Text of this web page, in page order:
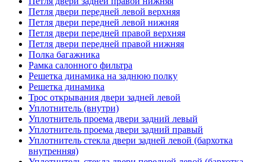
Петля двери передней левой верхняя
Петля двери передней левой нижняя
Петля двери передней правой верхняя
Петля двери передней правой нижняя
Полка багажника
Рамка салонного фильтра
Решетка динамика на заднюю полку
Решетка динамика
Трос открывания двери задней левой
Уплотнитель (внутри)
Уплотнитель проема двери задний левый
Уплотнитель проема двери задний правый
Уплотнитель стекла двери задней левой (бархотка
внутренняя)